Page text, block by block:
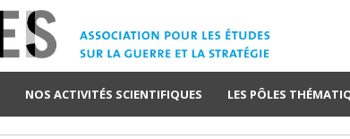
NOS ACTIVITÉS SCIENTIFIQUES LES PÔLES